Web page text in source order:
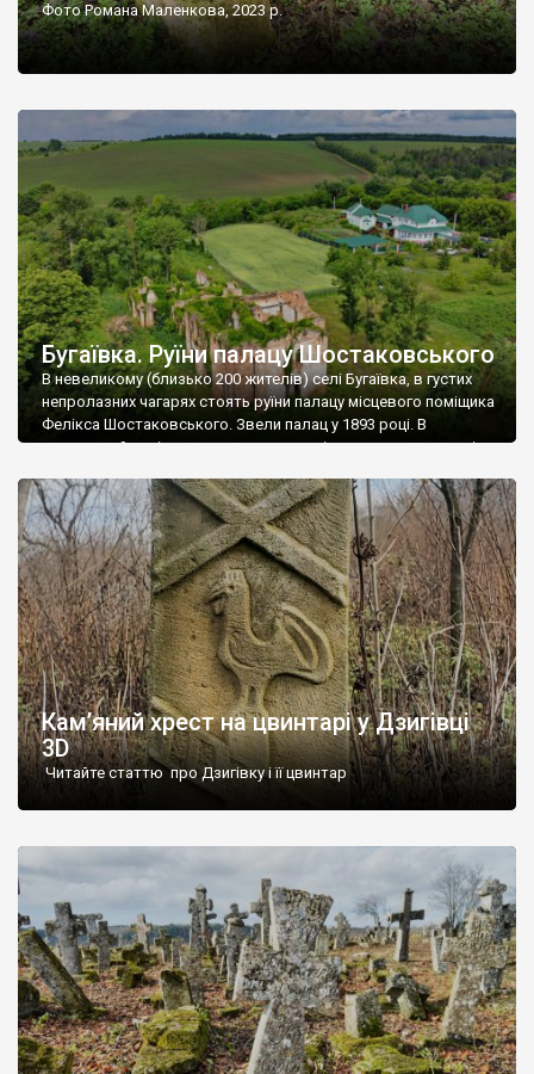
Фото Романа Маленкова, 2023 р.
Бугаївка. Руїни палацу Шостаковського
В невеликому (близько 200 жителів) селі Бугаївка, в густих
непролазних чагарях стоять руїни палацу місцевого поміщика
Фелікса Шостаковського. Звели палац у 1893 році. В
радянський період у ньому спочатку містилася школа, потім
століття тут розмістили туберкульозну лікарню. Коли із
палацу виїхала лікарня – ми точно не […]
Кам’яний хрест на цвинтарі у Дзигівці
3D
Читайте статтю про Дзигівку і її цвинтар